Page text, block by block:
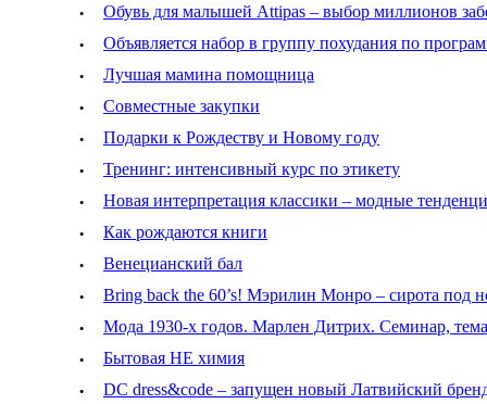
· Обувь для малышей Attipas – выбор миллионов
· Объявляется набор в группу похудания по
· Лучшая мамина помощница
· Совместные закупки
· Подарки к Рождеству и Новому году
· Тренинг: интенсивный курс по этикету
· Новая интерпретация классики – модные
· Как рождаются книги
· Венецианский бал
· Bring back the 60’s! Мэрилин Монро – сирота под
· Мода 1930-х годов. Марлен Дитрих. Семинар,
· Бытовая НЕ химия
· DC dress&code – запущен новый Латвийский